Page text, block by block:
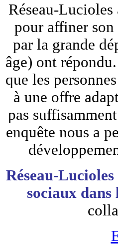
Réseau-
pour affiner son
par la grande
âge) ont
que les
à une offre
pas
enquête nous a
Réseau-
sociaux